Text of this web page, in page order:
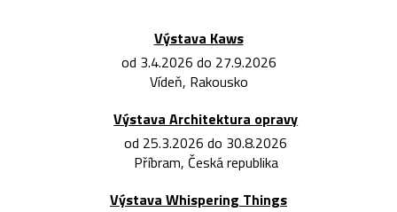
Výstava Kaws
od 3.4.2026 do 27.9.2026
Vídeň, Rakousko
Výstava Architektura opravy
od 25.3.2026 do 30.8.2026
Příbram, Česká republika
Výstava Whispering Things